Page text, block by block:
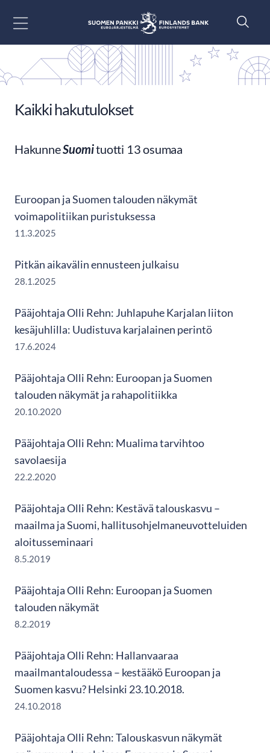
Kaikki hakutulokset
HakunneSuomituotti 13 osumaa
Euroopan ja Suomen talouden näkymät
voimapolitiikan puristuksessa
11.3.2025
Pitkän aikavälin ennusteen julkaisu
28.1.2025
Pääjohtaja Olli Rehn: Juhlapuhe Karjalan liiton
kesäjuhlilla: Uudistuva karjalainen perintö
17.6.2024
Pääjohtaja Olli Rehn: Euroopan ja Suomen
talouden näkymät ja rahapolitiikka
20.10.2020
Pääjohtaja Olli Rehn: Mualima tarvihtoo
savolaesija
22.2.2020
Pääjohtaja Olli Rehn: Kestävä talouskasvu –
maailma ja Suomi, hallitusohjelmaneuvotteluiden
aloitusseminaari
8.5.2019
Pääjohtaja Olli Rehn: Euroopan ja Suomen
talouden näkymät
8.2.2019
Pääjohtaja Olli Rehn: Hallanvaaraa
maailmantaloudessa – kestääkö Euroopan ja
Suomen kasvu? Helsinki 23.10.2018.
24.10.2018
Pääjohtaja Olli Rehn: Talouskasvun näkymät